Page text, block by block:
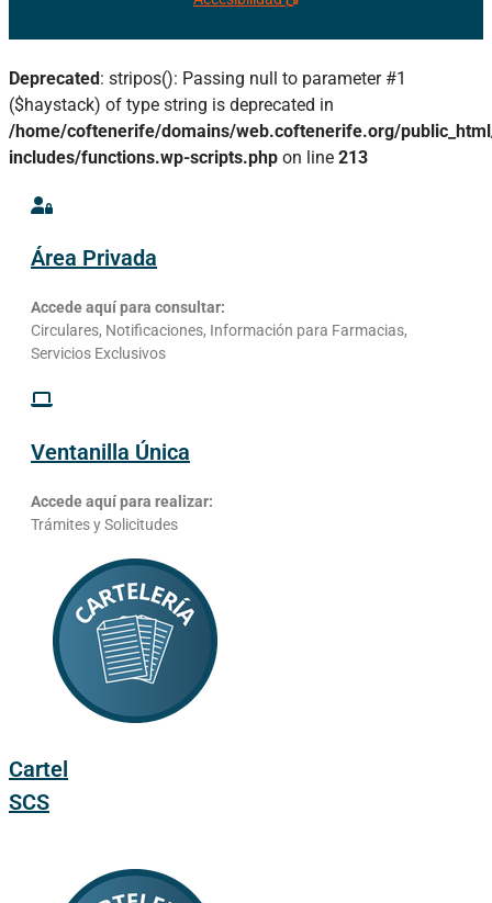
Deprecated: stripos(): Passing null to parameter #1
($haystack) of type string is deprecated in
/home/coftenerife/domains/web.coftenerife.org/
includes/functions.wp-scripts.php on line 213
Área Privada
Accede aquí para consultar:
Circulares, Notificaciones, Información para Farmacias,
Servicios Exclusivos
Ventanilla Única
Accede aquí para realizar:
Trámites y Solicitudes
Cartel
SCS